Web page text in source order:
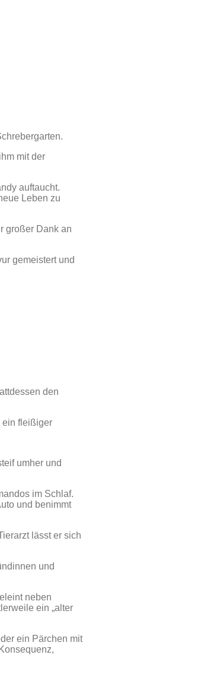
mit der
auftaucht.
Leben zu
großer Dank an
gemeistert und
den
ein fleißiger
umher und
im Schlaf.
und benimmt
lässt er sich
und
neben
ein „alter
ein Pärchen mit